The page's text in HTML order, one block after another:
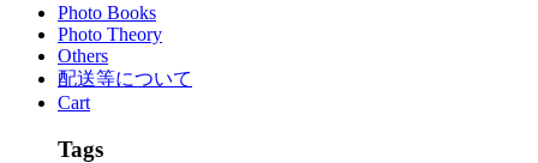
Photo Books
Photo Theory
Others
配送等について
Cart
Tags